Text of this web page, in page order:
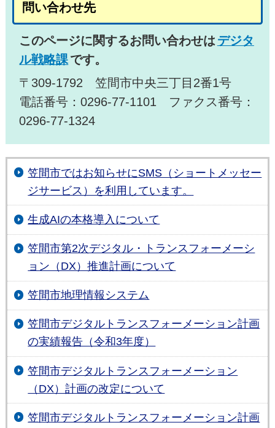
問い合わせ先
このページに関するお問い合わせは デジタ
ル戦略課です。
〒309-1792 笠間市中央三丁目2番1号
電話番号：0296-77-1101 ファクス番号：
0296-77-1324
笠間市ではお知らせにSMS（ショートメッセー
ジサービス）を利用しています。
生成AIの本格導入について
笠間市第2次デジタル・トランスフォーメーシ
ョン（DX）推進計画について
笠間市地理情報システム
笠間市デジタルトランスフォーメーション計画
の実績報告（令和3年度）
笠間市デジタルトランスフォーメーション
（DX）計画の改定について
笠間市デジタルトランスフォーメーション計画